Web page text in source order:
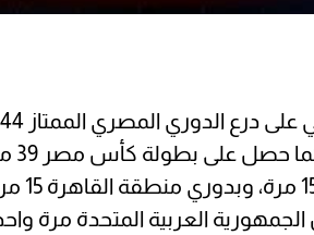
وقد
الجمهورية العربية المتحدة مرة